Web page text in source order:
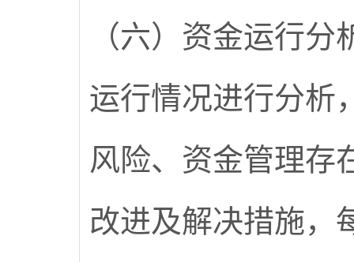
（六）资金运行
运行情况进行分析
风险、资金管理存
改进及解决措施，